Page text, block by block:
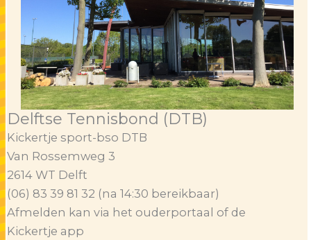
Delftse Tennisbond (DTB)
Kickertje sport-bso DTB
Van Rossemweg 3
2614 WT Delft
(06) 83 39 81 32 (na 14:30 bereikbaar)
Afmelden kan via het ouderportaal of de
Kickertje app